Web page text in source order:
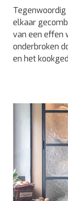
elkaar
van een effen
onderbroken
en het